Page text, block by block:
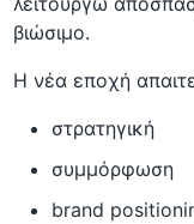
βιώσιμο.
Η νέα εποχή
στρατηγική
συμμόρφωση
brand